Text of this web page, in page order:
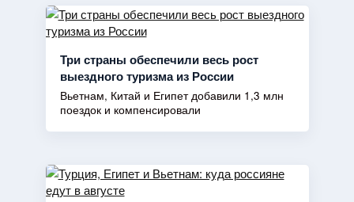
Три страны обеспечили весь рост
выездного туризма из России
Вьетнам, Китай и Египет добавили 1,3 млн
поездок и компенсировали